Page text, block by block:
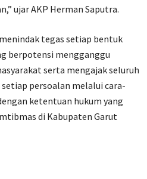
ujar AKP Herman Saputra.
tegas setiap bentuk
berpotensi mengganggu
serta mengajak seluruh
persoalan melalui cara-
ketentuan hukum yang
di Kabupaten Garut